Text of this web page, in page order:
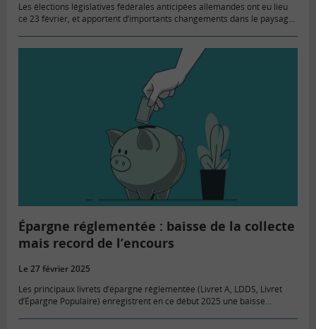
Les élections législatives fédérales anticipées allemandes ont eu lieu
ce 23 février, et apportent d’importants changements dans le paysage
Épargne réglementée : baisse de la collecte
mais record de l’encours
Le 27 février 2025
Les principaux livrets d’épargne réglementée (Livret A, LDDS, Livret
d’Épargne Populaire) enregistrent en ce début 2025 une baisse